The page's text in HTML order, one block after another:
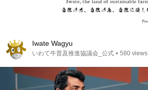
Iwate Wagyu
いわて牛普及推進協議会_公式 • 580 views